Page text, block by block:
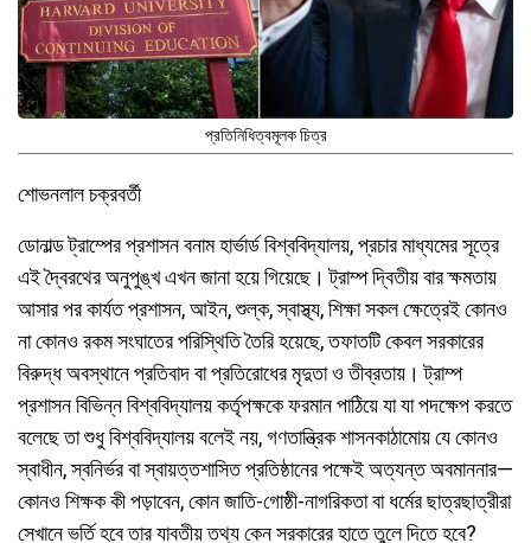
প্রতিনিধিত্বমূলক চিত্র
শোভনলাল চক্রবর্তী
ডোনাল্ড ট্রাম্পের প্রশাসন বনাম হার্ভার্ড বিশ্ববিদ্যালয়, প্রচার মাধ্যমের সূত্রে
এই দ্বৈরথের অনুপুঙ্খ এখন জানা হয়ে গিয়েছে। ট্রাম্প দ্বিতীয় বার ক্ষমতায়
আসার পর কার্যত প্রশাসন, আইন, শুল্ক, স্বাস্থ্য, শিক্ষা সকল ক্ষেত্রেই কোনও
না কোনও রকম সংঘাতের পরিস্থিতি তৈরি হয়েছে, তফাতটি কেবল সরকারের
বিরুদ্ধ অবস্থানে প্রতিবাদ বা প্রতিরোধের মৃদুতা ও তীব্রতায়। ট্রাম্প
প্রশাসন বিভিন্ন বিশ্ববিদ্যালয় কর্তৃপক্ষকে ফরমান পাঠিয়ে যা যা পদক্ষেপ করতে
বলেছে তা শুধু বিশ্ববিদ্যালয় বলেই নয়, গণতান্ত্রিক শাসনকাঠামোয় যে কোনও
স্বাধীন, স্বনির্ভর বা স্বায়ত্তশাসিত প্রতিষ্ঠানের পক্ষেই অত্যন্ত অবমাননার—
কোনও শিক্ষক কী পড়াবেন, কোন জাতি-গোষ্ঠী-নাগরিকতা বা ধর্মের ছাত্রছাত্রীরা
সেখানে ভর্তি হবে তার যাবতীয় তথ্য কেন সরকারের হাতে তুলে দিতে হবে?